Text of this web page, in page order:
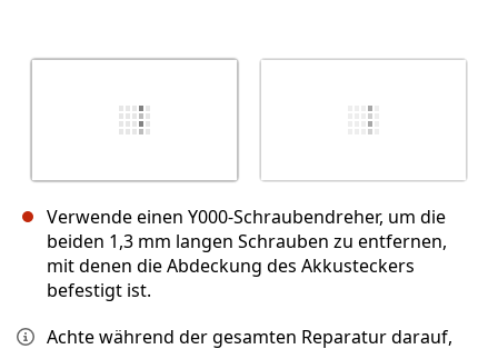
Verwende einen Y000-Schraubendreher, um die
beiden 1,3 mm langen Schrauben zu entfernen,
mit denen die Abdeckung des Akkusteckers
befestigt ist.
Achte während der gesamten Reparatur darauf,